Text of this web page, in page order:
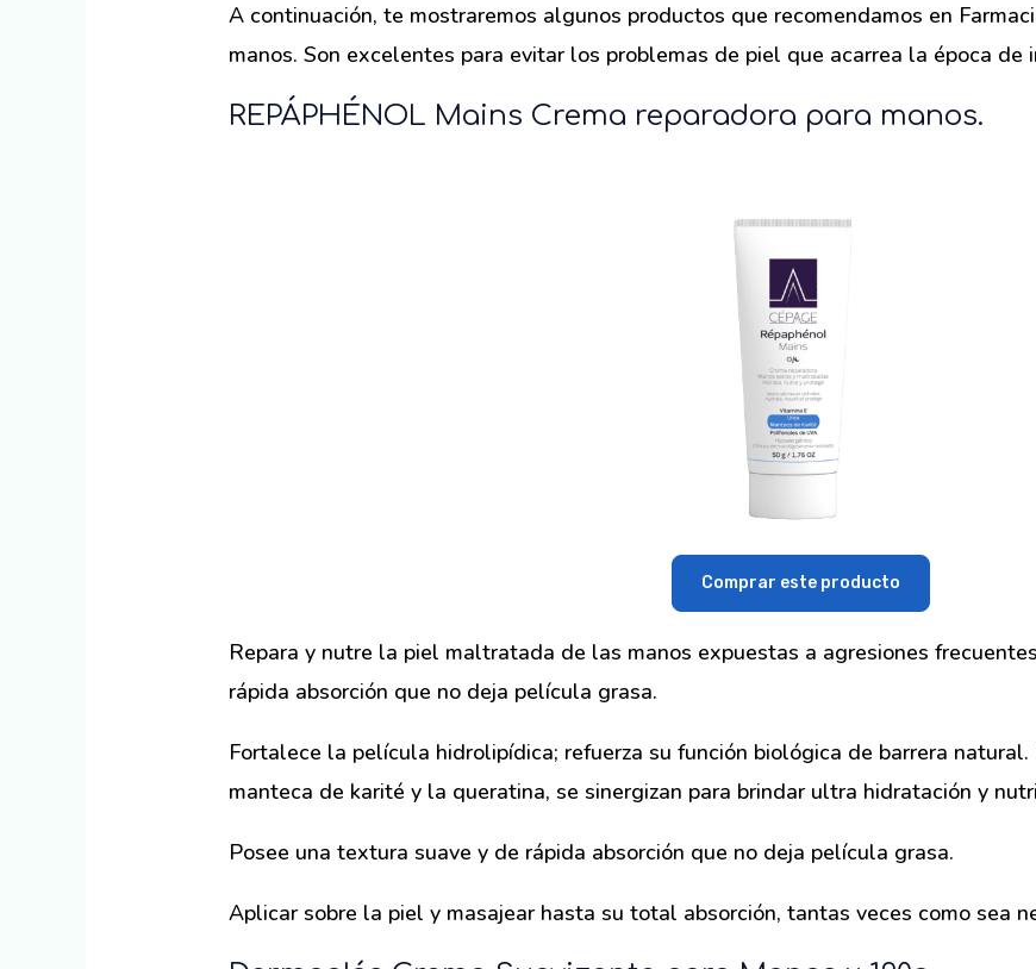
A continuación, te mostraremos algunos productos que recomendamos en
manos. Son excelentes para evitar los problemas de piel que acarrea la época de
REPÁPHÉNOL Mains Crema reparadora para manos.
Comprar este producto
Repara y nutre la piel maltratada de las manos expuestas a agresiones
rápida absorción que no deja película grasa.
Fortalece la película hidrolipídica; refuerza su función biológica de barrera
manteca de karité y la queratina, se sinergizan para brindar ultra hidratación y
Posee una textura suave y de rápida absorción que no deja película grasa.
Aplicar sobre la piel y masajear hasta su total absorción, tantas veces como sea